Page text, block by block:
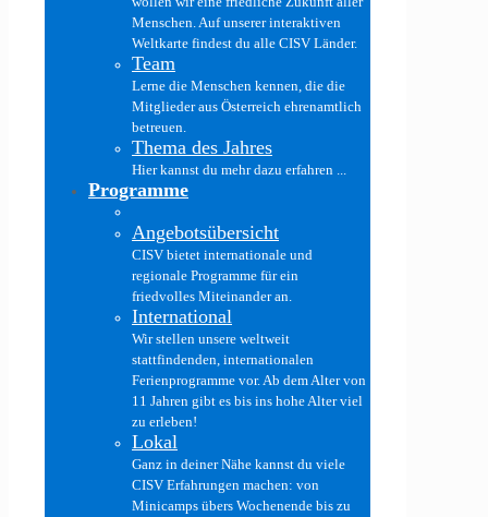
Menschen. Auf unserer interaktiven
Weltkarte findest du alle CISV Länder.
Team
Lerne die Menschen kennen, die die
Mitglieder aus Österreich ehrenamtlich
betreuen.
Thema des Jahres
Hier kannst du mehr dazu erfahren ...
Programme
Angebotsübersicht
CISV bietet internationale und
regionale Programme für ein
friedvolles Miteinander an.
International
Wir stellen unsere weltweit
stattfindenden, internationalen
Ferienprogramme vor. Ab dem Alter von
11 Jahren gibt es bis ins hohe Alter viel
zu erleben!
Lokal
Ganz in deiner Nähe kannst du viele
CISV Erfahrungen machen: von
Minicamps übers Wochenende bis zu